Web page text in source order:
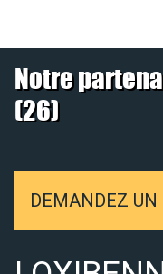
Notre
(26)
DEMANDEZ UN